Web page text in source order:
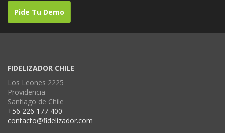
Pide Tu Demo
FIDELIZADOR CHILE
Los Leones 2225
Providencia
Santiago de Chile
+56 226 177 400
contacto@fidelizador.com